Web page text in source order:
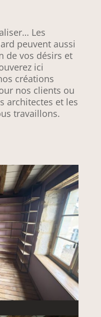
Les
peuvent aussi
de vos désirs et
ici
créations
nos clients ou
architectes et les
travaillons.